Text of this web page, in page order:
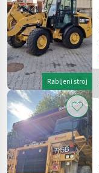
Rabljeni stroj